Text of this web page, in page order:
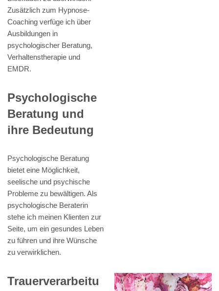
Zusätzlich zum Hypnose-
Coaching verfüge ich über
Ausbildungen in
psychologischer Beratung,
Verhaltenstherapie und
EMDR.
Psychologische
Beratung und
ihre Bedeutung
Psychologische Beratung
bietet eine Möglichkeit,
seelische und psychische
Probleme zu bewältigen. Als
psychologische Beraterin
stehe ich meinen Klienten zur
Seite, um ein gesundes Leben
zu führen und ihre Wünsche
zu verwirklichen.
Trauerverarbeitu